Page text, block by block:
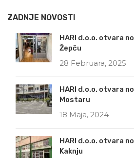
ZADNJE NOVOSTI
HARI d.o.o. otvara
Žepču
28 Februara, 2025
HARI d.o.o. otvara
Mostaru
18 Maja, 2024
HARI d.o.o. otvara
Kaknju